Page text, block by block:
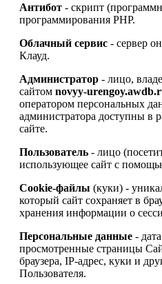
Антибот - скрипт
программирования PHP.
Облачный сервис - сервер
Клауд.
Администратор - лицо,
сайтом novyy-
оператором персональных
администратора доступны в
сайте.
Пользователь - лицо
использующее сайт с
Cookie-файлы (куки) -
который сайт сохраняет в
хранения информации о
Персональные данные -
просмотренные страницы
браузера, IP-адрес, куки и
Пользователя.